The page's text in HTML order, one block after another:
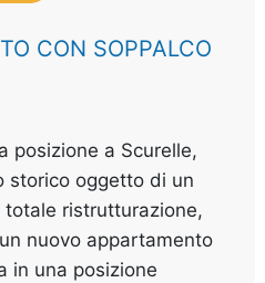
CON SOPPALCO
posizione a Scurelle,
storico oggetto di un
ristrutturazione,
nuovo appartamento
in una posizione